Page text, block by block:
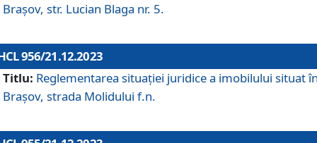
Brașov, str. Lucian Blaga nr. 5.
956/21.12.2023
Titlu: Reglementarea situației juridice a imobilului situat
Brașov, strada Molidului f.n.